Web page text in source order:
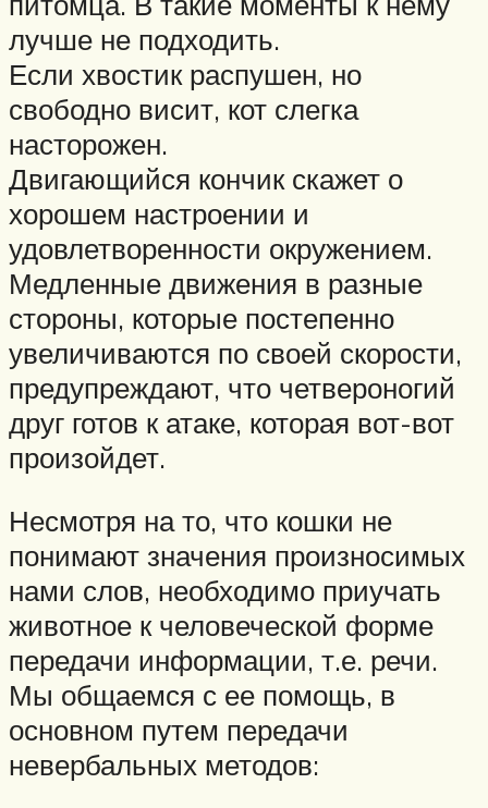
лучше не подходить.
Если хвостик распушен, но
свободно висит, кот слегка
насторожен.
Двигающийся кончик скажет о
хорошем настроении и
удовлетворенности окружением.
Медленные движения в разные
стороны, которые постепенно
увеличиваются по своей скорости,
предупреждают, что четвероногий
друг готов к атаке, которая вот-вот
произойдет.
Несмотря на то, что кошки не
понимают значения произносимых
нами слов, необходимо приучать
животное к человеческой форме
передачи информации, т.е. речи.
Мы общаемся с ее помощь, в
основном путем передачи
невербальных методов: